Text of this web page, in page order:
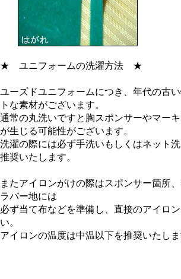
★ ユニフォームの洗濯方法 ★
ユーズドユニフォームにつき、年代の古
トな素材がございます。
通常の丸洗いですと胸スポンサーやマー
が生じる可能性がございます。
洗濯の際には必ず手洗いもしくはネット
推奨いたします。
またアイロンがけの際はスポンサー箇所
ラバー地には
必ず当て布などを準備し、直接のアイロ
い。
アイロンの温度は中温以下を推奨いたしま